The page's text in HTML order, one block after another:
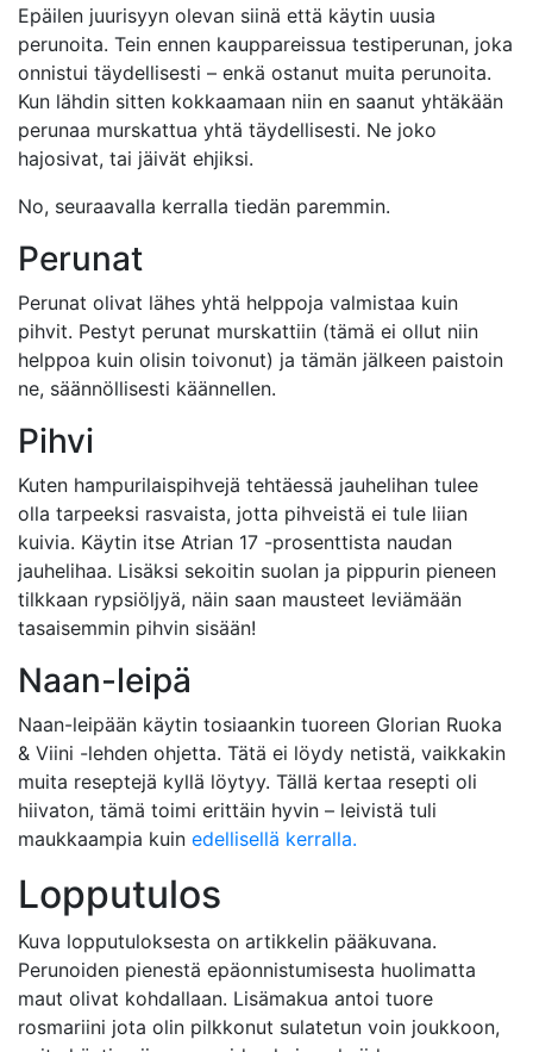
Epäilen juurisyyn olevan siinä että käytin uusia
perunoita. Tein ennen kauppareissua testiperunan, joka
onnistui täydellisesti – enkä ostanut muita perunoita.
Kun lähdin sitten kokkaamaan niin en saanut yhtäkään
perunaa murskattua yhtä täydellisesti. Ne joko
hajosivat, tai jäivät ehjiksi.
No, seuraavalla kerralla tiedän paremmin.
Perunat
Perunat olivat lähes yhtä helppoja valmistaa kuin
pihvit. Pestyt perunat murskattiin (tämä ei ollut niin
helppoa kuin olisin toivonut) ja tämän jälkeen paistoin
ne, säännöllisesti käännellen.
Pihvi
Kuten hampurilaispihvejä tehtäessä jauhelihan tulee
olla tarpeeksi rasvaista, jotta pihveistä ei tule liian
kuivia. Käytin itse Atrian 17 -prosenttista naudan
jauhelihaa. Lisäksi sekoitin suolan ja pippurin pieneen
tilkkaan rypsiöljyä, näin saan mausteet leviämään
tasaisemmin pihvin sisään!
Naan-leipä
Naan-leipään käytin tosiaankin tuoreen Glorian Ruoka
& Viini -lehden ohjetta. Tätä ei löydy netistä, vaikkakin
muita reseptejä kyllä löytyy. Tällä kertaa resepti oli
hiivaton, tämä toimi erittäin hyvin – leivistä tuli
maukkaampia kuin edellisellä kerralla.
Lopputulos
Kuva lopputuloksesta on artikkelin pääkuvana.
Perunoiden pienestä epäonnistumisesta huolimatta
maut olivat kohdallaan. Lisämakua antoi tuore
rosmariini jota olin pilkkonut sulatetun voin joukkoon,